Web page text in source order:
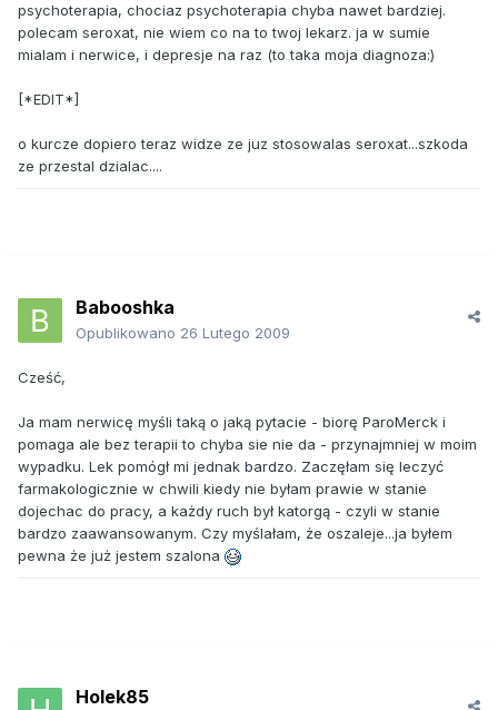
psychoterapia, chociaz psychoterapia chyba nawet bardziej.
polecam seroxat, nie wiem co na to twoj lekarz. ja w sumie
mialam i nerwice, i depresje na raz (to taka moja diagnoza:)
[*EDIT*]
o kurcze dopiero teraz widze ze juz stosowalas seroxat...szkoda
ze przestal dzialac....
Babooshka
Opublikowano 26 Lutego 2009
Cześć,
Ja mam nerwicę myśli taką o jaką pytacie - biorę ParoMerck i
pomaga ale bez terapii to chyba sie nie da - przynajmniej w moim
wypadku. Lek pomógł mi jednak bardzo. Zaczęłam się leczyć
farmakologicznie w chwili kiedy nie byłam prawie w stanie
dojechac do pracy, a każdy ruch był katorgą - czyli w stanie
bardzo zaawansowanym. Czy myślałam, że oszaleje...ja byłem
pewna że już jestem szalona
Holek85